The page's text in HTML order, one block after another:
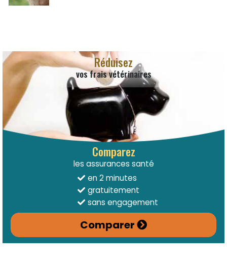
Réduisez
vos frais vétérinaires
Comparez
les assurances santé
en 2 minutes
gratuitement
sans engagement
Comparer